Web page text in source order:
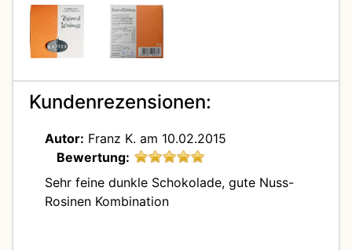
Kundenrezensionen:
Autor: Franz K. am 10.02.2015
Bewertung:
Sehr feine dunkle Schokolade, gute Nuss-
Rosinen Kombination